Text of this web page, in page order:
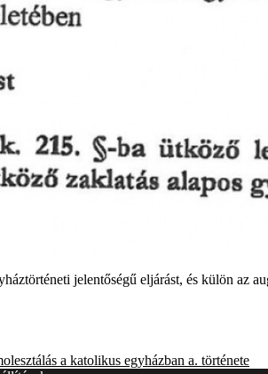
jelentőségű eljárást, és külön az
a katolikus egyházban a. története